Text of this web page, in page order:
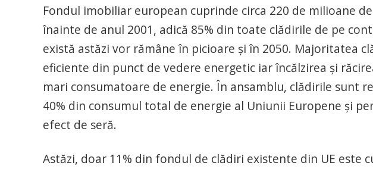
Fondul imobiliar european cuprinde circa 220 de milioane
înainte de anul 2001, adică 85% din toate clădirile de pe
există astăzi vor rămâne în picioare și în 2050. Majoritatea
eficiente din punct de vedere energetic iar încălzirea și
mari consumatoare de energie. În ansamblu, clădirile sunt
40% din consumul total de energie al Uniunii Europene și
efect de seră.
Astăzi, doar 11% din fondul de clădiri existente din UE este